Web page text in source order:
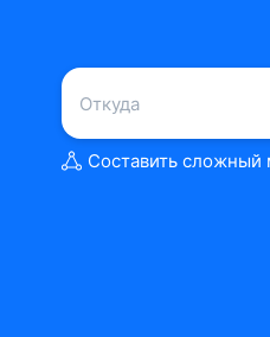
Составить сложный